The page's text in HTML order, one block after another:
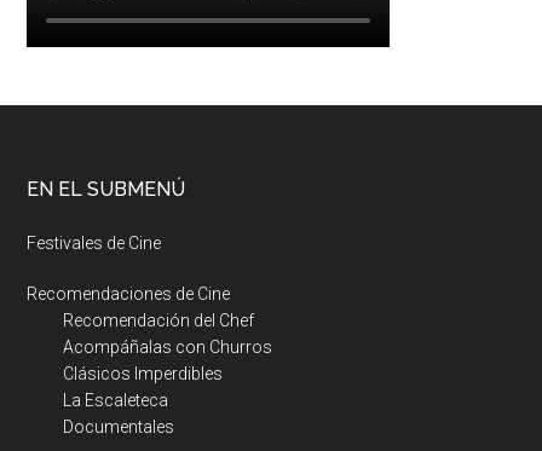
EN EL SUBMENÚ
Festivales de Cine
Recomendaciones de Cine
Recomendación del Chef
Acompáñalas con Churros
Clásicos Imperdibles
La Escaleteca
Documentales